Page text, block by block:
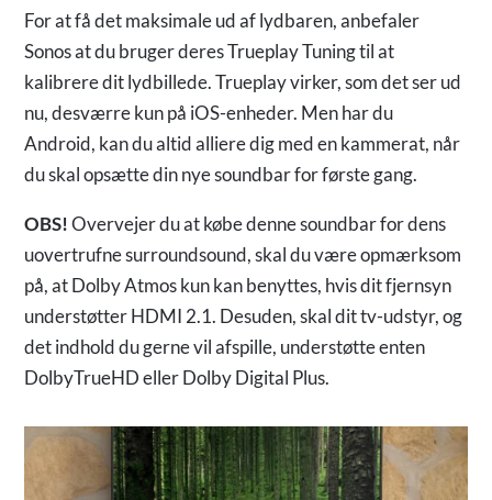
For at få det maksimale ud af lydbaren, anbefaler
Sonos at du bruger deres Trueplay Tuning til at
kalibrere dit lydbillede. Trueplay virker, som det ser ud
nu, desværre kun på iOS-enheder. Men har du
Android, kan du altid alliere dig med en kammerat, når
du skal opsætte din nye soundbar for første gang.
OBS!Overvejer du at købe denne soundbar for dens
uovertrufne surroundsound, skal du være opmærksom
på, at Dolby Atmos kun kan benyttes, hvis dit fjernsyn
understøtter HDMI 2.1. Desuden, skal dit tv-udstyr, og
det indhold du gerne vil afspille, understøtte enten
DolbyTrueHD eller Dolby Digital Plus.